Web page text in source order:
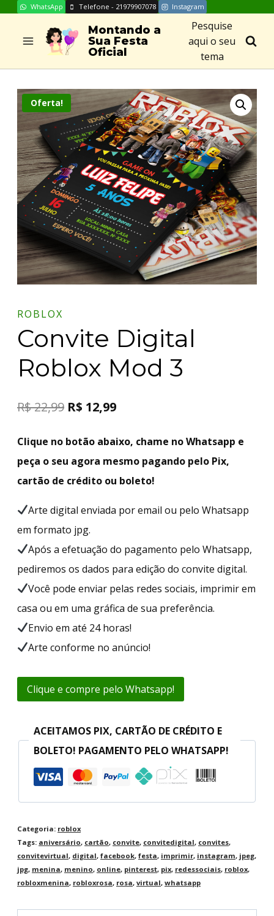
Skip
content
WhatsApp Telefone - 21979907078 Instagram
Montando a
Sua Festa
Oficial
Pesquise
aqui o seu
tema
Oferta!
ROBLOX
Convite Digital
Roblox Mod 3
R$22,99 R$ 12,99
Clique no botão abaixo, chame no Whatsapp e
peça o seu agora mesmo pagando pelo Pix,
cartão de crédito ou boleto!
Arte digital enviada por email ou pelo Whatsapp
em formato jpg.
Após a efetuação do pagamento pelo Whatsapp,
pediremos os dados para edição do convite digital.
Você pode enviar pelas redes sociais, imprimir em
casa ou em uma gráfica de sua preferência.
Envio em até 24 horas!
Arte conforme no anúncio!
Clique e compre pelo Whatsapp!
ACEITAMOS PIX, CARTÃO DE CRÉDITO E
BOLETO! PAGAMENTO PELO WHATSAPP!
Categoria: roblox
Tags: aniversário, cartão, convite, convitedigital, convites,
convitevirtual, digital, facebook, festa, imprimir, instagram, jpeg,
jpg, menina, menino, online, pinterest, pix, redessociais, roblox,
robloxmenina, robloxrosa, rosa, virtual, whatsapp